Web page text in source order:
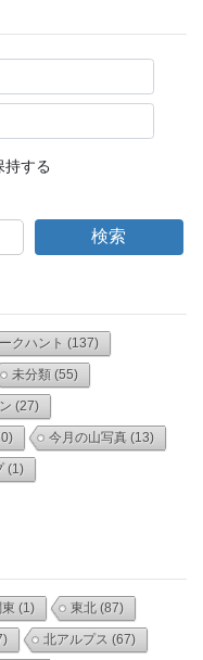
持する
検索
クハント (137)
未分類 (55)
(27)
今月の山写真 (13)
(1)
(1) 東北 (87)
北アルプス (67)